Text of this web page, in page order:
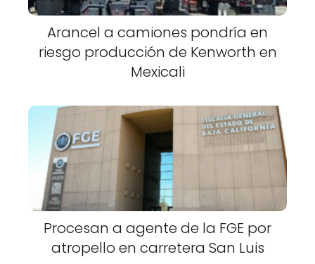
Arancel a camiones pondría en
riesgo producción de Kenworth en
Mexicali
Procesan a agente de la FGE por
atropello en carretera San Luis